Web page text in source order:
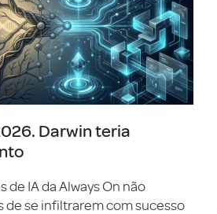
Darwin teria
de IA da Always On não
de se infiltrarem com sucesso